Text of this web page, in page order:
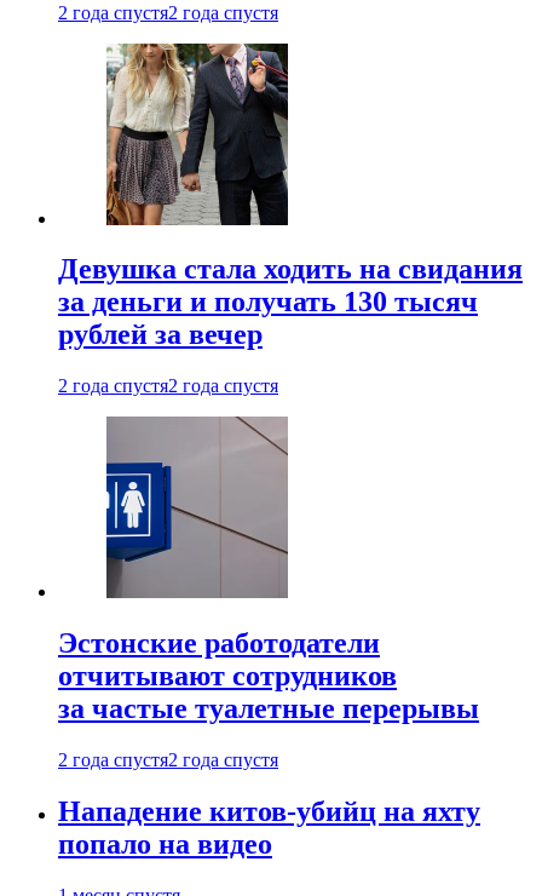
2 года спустя2 года спустя
Девушка стала ходить на свидания
за деньги и получать 130 тысяч
рублей за вечер
2 года спустя2 года спустя
Эстонские работодатели
отчитывают сотрудников
за частые туалетные перерывы
2 года спустя2 года спустя
Нападение китов-убийц на яхту
попало на видео